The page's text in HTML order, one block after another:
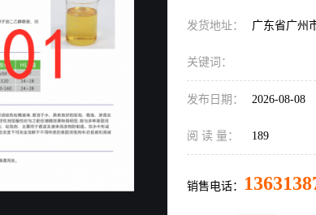
发货地址： 广东省广州
关键词：
发布日期： 2026-08-08
阅 读 量： 189
销售电话：